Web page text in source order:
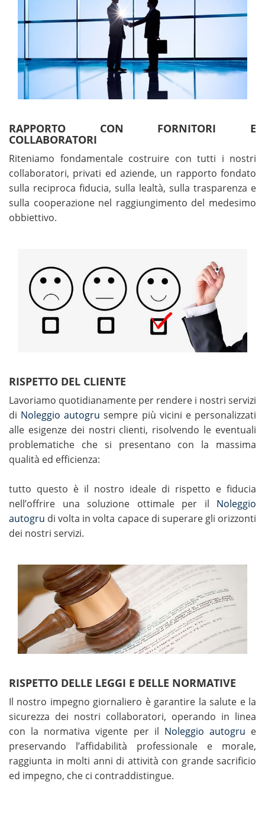
RAPPORTO CON FORNITORI E
COLLABORATORI
Riteniamo fondamentale costruire con tutti i nostri
collaboratori, privati ed aziende, un rapporto fondato
sulla reciproca fiducia, sulla lealtà, sulla trasparenza e
sulla cooperazione nel raggiungimento del medesimo
obbiettivo.
RISPETTO DEL CLIENTE
Lavoriamo quotidianamente per rendere i nostri servizi
di Noleggio autogrusempre più vicini e personalizzati
alle esigenze dei nostri clienti, risolvendo le eventuali
problematiche che si presentano con la massima
qualità ed efficienza:
tutto questo è il nostro ideale di rispetto e fiducia
nell’offrire una soluzione ottimale per il Noleggio
autogru di volta in volta capace di superare gli orizzonti
dei nostri servizi.
RISPETTO DELLE LEGGI E DELLE NORMATIVE
Il nostro impegno giornaliero è garantire la salute e la
sicurezza dei nostri collaboratori, operando in linea
con la normativa vigente per il Noleggio autogru e
preservando l’affidabilità professionale e morale,
raggiunta in molti anni di attività con grande sacrificio
ed impegno, che ci contraddistingue.